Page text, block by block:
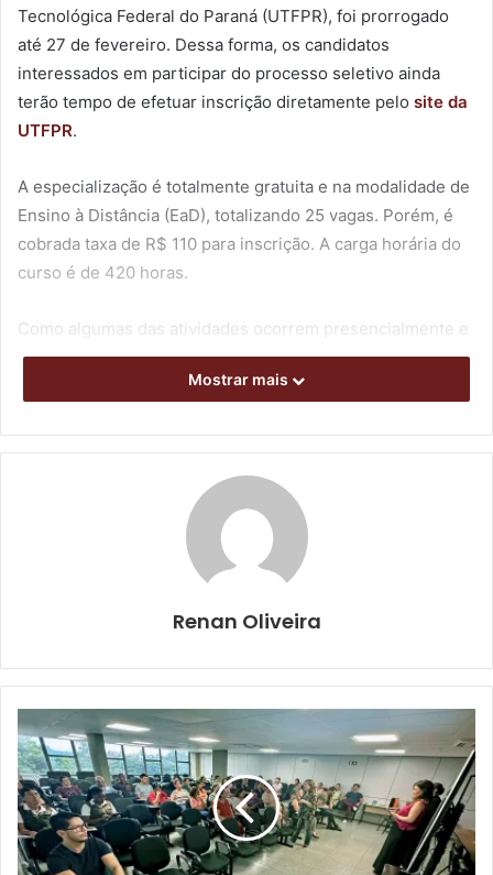
Tecnológica Federal do Paraná (UTFPR), foi prorrogado
até 27 de fevereiro. Dessa forma, os candidatos
interessados em participar do processo seletivo ainda
terão tempo de efetuar inscrição diretamente pelo site da
UTFPR.
A especialização é totalmente gratuita e na modalidade de
Ensino à Distância (EaD), totalizando 25 vagas. Porém, é
cobrada taxa de R$ 110 para inscrição. A carga horária do
curso é de 420 horas.
Como algumas das atividades ocorrem presencialmente e
há a necessidade de haver um polo físico em cada cidade
onde há vagas, a UAB Londrina é a unidade de referência
Podem participar da seleção candidatos graduados em
Direito, Administração Pública e/ou de Empresas, Ciências
Contábeis e Turismo, Economia, Arquitetura, Urbanismo e
Design, Planejamento Urbano e Regional e Demografia,
Comunicação e Informação; e Serviço Social.
duas para candidatos negros, quilombolas e indígenas,
deficiência ou pessoas com necessidade específica.
É possível conferir as disciplinas do curso e a
documentação solicitada no processo de inscrição on-line
pelo link:http://ead.utfpr.edu.br/ead/candidato/edital.php.
Mostrar mais
Renan Oliveira